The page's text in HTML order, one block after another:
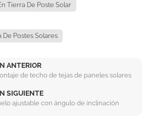
Tierra De Poste Solar
De Postes Solares
ANTERIOR
de techo de tejas de paneles solares
SIGUIENTE
ajustable con ángulo de inclinación